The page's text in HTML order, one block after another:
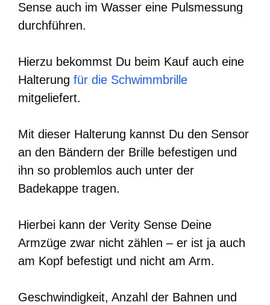
Sense auch im Wasser eine Pulsmessung
durchführen.
Hierzu bekommst Du beim Kauf auch eine
Halterung für die Schwimmbrille
mitgeliefert.
Mit dieser Halterung kannst Du den Sensor
an den Bändern der Brille befestigen und
ihn so problemlos auch unter der
Badekappe tragen.
Hierbei kann der Verity Sense Deine
Armzüge zwar nicht zählen – er ist ja auch
am Kopf befestigt und nicht am Arm.
Geschwindigkeit, Anzahl der Bahnen und